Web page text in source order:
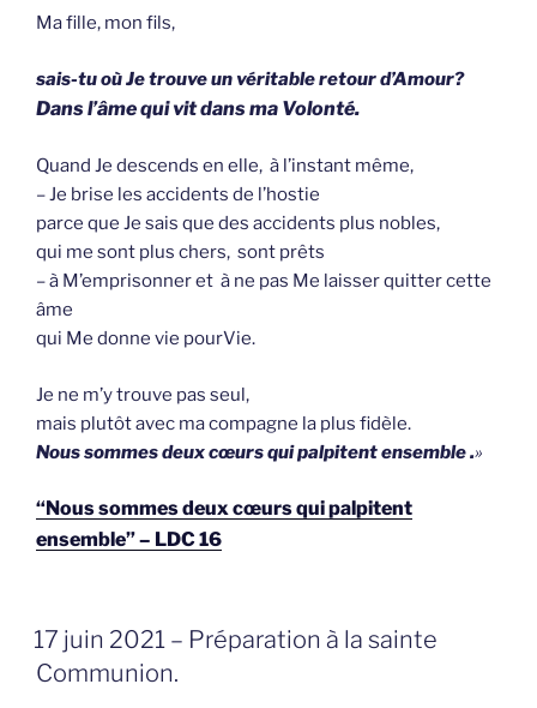
Ma fille, mon fils,
sais-tu où Je trouve un véritable retour d’Amour?
Dans l’âme qui vit dans ma Volonté.
Quand Je descends en elle, à l’instant même,
– Je brise les accidents de l’hostie
parce que Je sais que des accidents plus nobles,
qui me sont plus chers, sont prêts
– à M’emprisonner et à ne pas Me laisser quitter cette
âme
qui Me donne vie pourVie.
Je ne m’y trouve pas seul,
mais plutôt avec ma compagne la plus fidèle.
Nous sommes deux cœurs qui palpitent ensemble .»
“Nous sommes deux cœurs qui palpitent
ensemble” – LDC 16
GEPLAATST
OP
17 juin 2021 – Préparation à la sainte
Communion.